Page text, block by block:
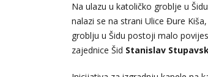
Na ulazu u katoličko groblje u
nalazi se na strani Ulice Đure
groblju u Šidu postoji malo
zajednice Šid Stanislav